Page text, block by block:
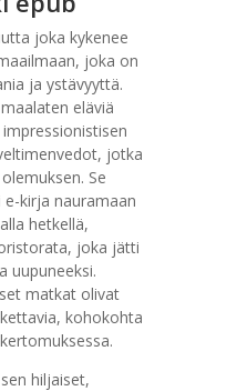
joka kykenee
joka on
ja ystävyyttä.
eläviä
jotka
Se
kirja nauramaan
hetkellä,
joka jätti
uupuneeksi.
matkat olivat
kohokohta
hiljaiset,